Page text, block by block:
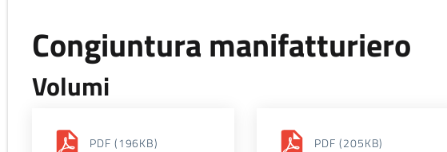
Congiuntura manifatturiero
Volumi
PDF (196KB) PDF (205KB)